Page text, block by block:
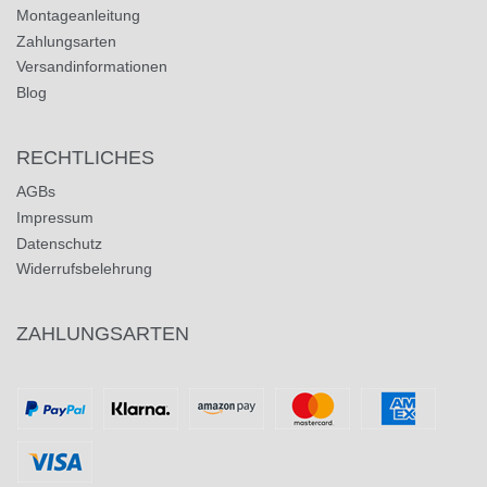
Montageanleitung
Zahlungsarten
Versandinformationen
Blog
RECHTLICHES
AGBs
Impressum
Datenschutz
Widerrufsbelehrung
ZAHLUNGSARTEN